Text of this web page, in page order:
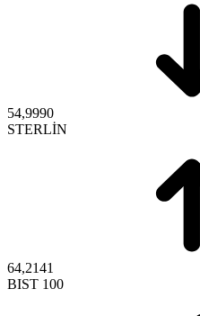
54,9990
STERLİN
64,2141
BIST 100